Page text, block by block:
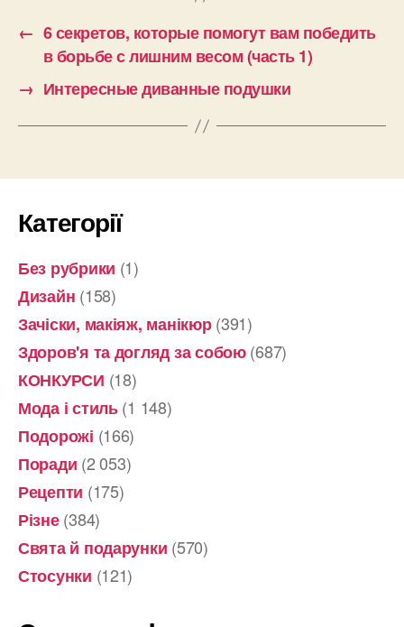
← 6 секретов, которые помогут вам победить
в борьбе с лишним весом (часть 1)
→ Интересные диванные подушки
Категорії
Без рубрики (1)
Дизайн (158)
Зачіски, макіяж, манікюр(391)
Здоров'я та догляд за собою(687)
КОНКУРСИ (18)
Мода і стиль(1 148)
Подорожі (166)
Поради (2 053)
Рецепти (175)
Різне(384)
Свята й подарунки (570)
Стосунки (121)